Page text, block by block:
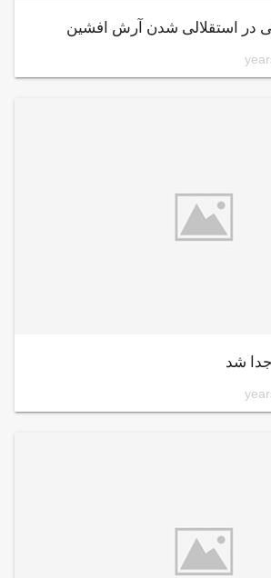
در استقلالی شدن آرش افشین
شد